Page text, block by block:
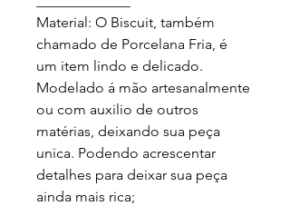
Material: O Biscuit, também
chamado de Porcelana Fria, é
um item lindo e delicado.
Modelado á mão artesanalmente
ou com auxilio de outros
matérias, deixando sua peça
unica. Podendo acrescentar
detalhes para deixar sua peça
ainda mais rica;